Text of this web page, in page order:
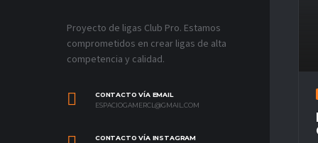
Proyecto de ligas Club Pro. Estamos
comprometidos en crear ligas de alta
competencia y calidad.
CONTACTO VÍA EMAIL
ESPACIOGAMERCL@GMAIL.COM
CONTACTO VÍA INSTAGRAM